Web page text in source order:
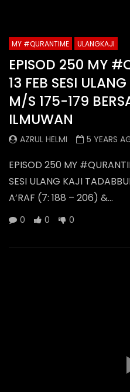
MY #QURANTIME ULANGKAJI
EPISOD 250 MY
13 FEB SESI
M/S 175-179
ILMUWAN
AZRUL HELMI 5 YEARS
EPISOD 250 MY
SESI ULANG KAJI
A’RAF (7: 188 – 206) &...
0 0 0